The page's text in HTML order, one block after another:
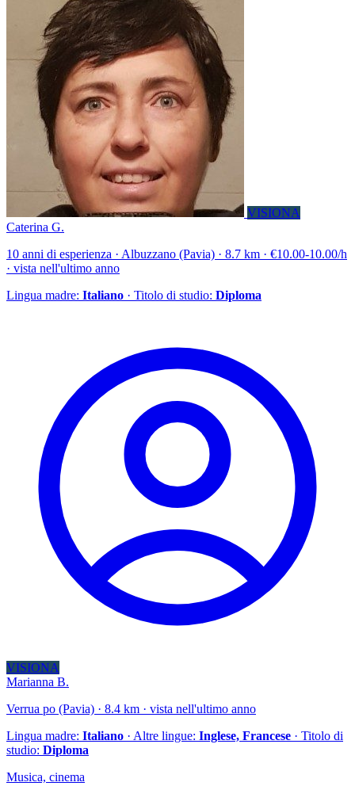
VISIONA
Caterina G.
10 anni di esperienza · Albuzzano (Pavia) · 8.7 km · €10.00-10.00/h
· vista nell'ultimo anno
Lingua madre: Italiano · Titolo di studio: Diploma
VISIONA
Marianna B.
Verrua po (Pavia) · 8.4 km · vista nell'ultimo anno
Lingua madre: Italiano · Altre lingue: Inglese, Francese · Titolo di
studio: Diploma
Musica, cinema